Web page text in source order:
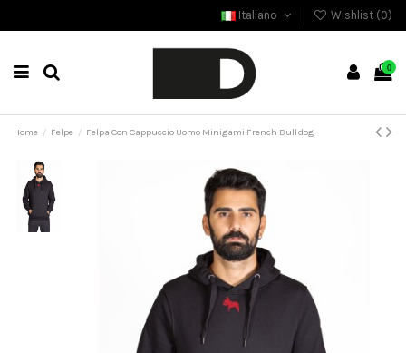
Italiano Wishlist (0)
0
Home Felpe Felpa Con Cappuccio Uomo Minigami French Bulldog